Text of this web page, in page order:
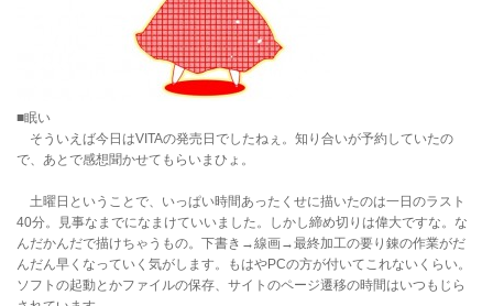
■眠い
そういえば今日はVITAの発売日でしたねぇ。知り合いが予約していたの
で、あとで感想聞かせてもらいまひょ。
土曜日ということで、いっぱい時間あったくせに描いたのは一日のラスト
40分。見事なまでになまけていいました。しかし締め切りは偉大ですな。な
んだかんだで描けちゃうもの。下書き→線画→最終加工の要り錬の作業がだ
んだん早くなっていく気がします。もはやPCの方が付いてこれないくらい。
ソフトの起動とかファイルの保存、サイトのページ遷移の時間はいつもじら